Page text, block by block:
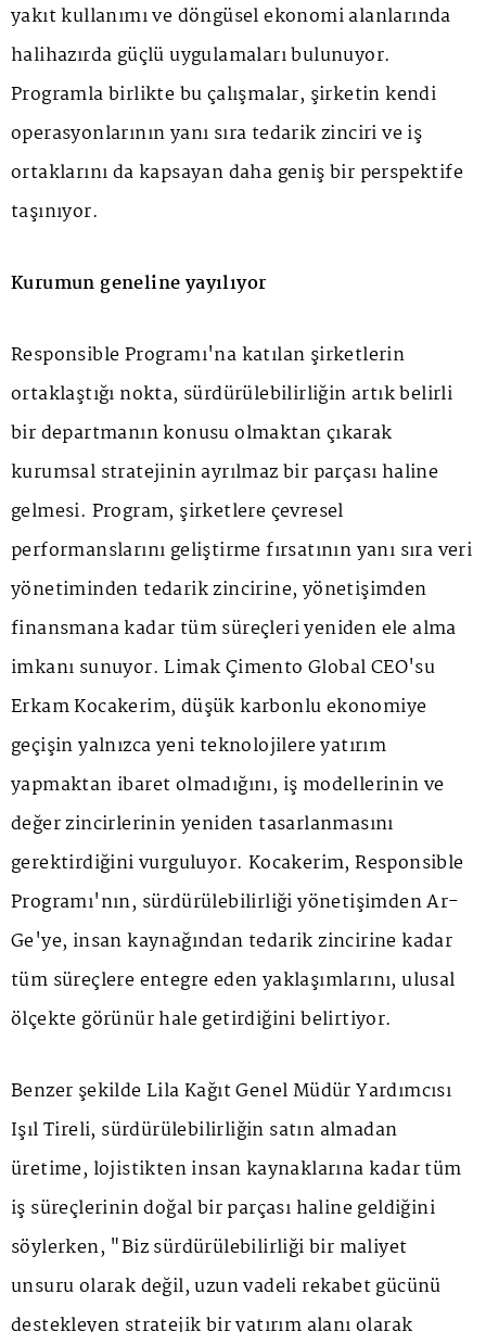
yakıt kullanımı ve döngüsel ekonomi alanlarında
halihazırda güçlü uygulamaları bulunuyor.
Programla birlikte bu çalışmalar, şirketin kendi
operasyonlarının yanı sıra tedarik zinciri ve iş
ortaklarını da kapsayan daha geniş bir perspektife
taşınıyor.
Kurumun geneline yayılıyor
Responsible Programı'na katılan şirketlerin
ortaklaştığı nokta, sürdürülebilirliğin artık belirli
bir departmanın konusu olmaktan çıkarak
kurumsal stratejinin ayrılmaz bir parçası haline
gelmesi. Program, şirketlere çevresel
performanslarını geliştirme fırsatının yanı sıra veri
yönetiminden tedarik zincirine, yönetişimden
finansmana kadar tüm süreçleri yeniden ele alma
imkanı sunuyor. Limak Çimento Global CEO'su
Erkam Kocakerim, düşük karbonlu ekonomiye
geçişin yalnızca yeni teknolojilere yatırım
yapmaktan ibaret olmadığını, iş modellerinin ve
değer zincirlerinin yeniden tasarlanmasını
gerektirdiğini vurguluyor. Kocakerim, Responsible
Programı'nın, sürdürülebilirliği yönetişimden Ar-
Ge'ye, insan kaynağından tedarik zincirine kadar
tüm süreçlere entegre eden yaklaşımlarını, ulusal
ölçekte görünür hale getirdiğini belirtiyor.
Benzer şekilde Lila Kağıt Genel Müdür Yardımcısı
Işıl Tireli, sürdürülebilirliğin satın almadan
üretime, lojistikten insan kaynaklarına kadar tüm
iş süreçlerinin doğal bir parçası haline geldiğini
söylerken, "Biz sürdürülebilirliği bir maliyet
unsuru olarak değil, uzun vadeli rekabet gücünü
destekleyen stratejik bir yatırım alanı olarak